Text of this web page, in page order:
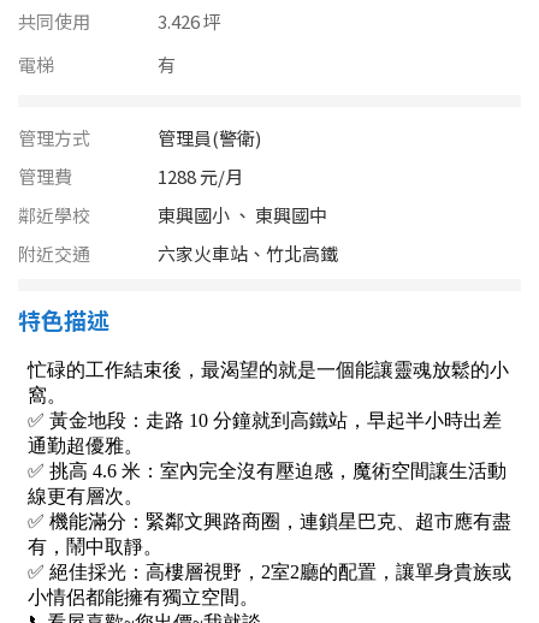
嘉義市
台南市
澎湖縣
台東縣
花蓮縣
金門連江
20~30 坪
60~70 坪
~
1樓 2樓
3樓 4樓
5~10樓 11~20樓
共同使用
3.426 坪
電梯
有
管理方式
管理員(警衛)
管理費
1288 元/月
鄰近學校
東興國小 、 東興國中
附近交通
六家火車站、竹北高鐵
特色描述